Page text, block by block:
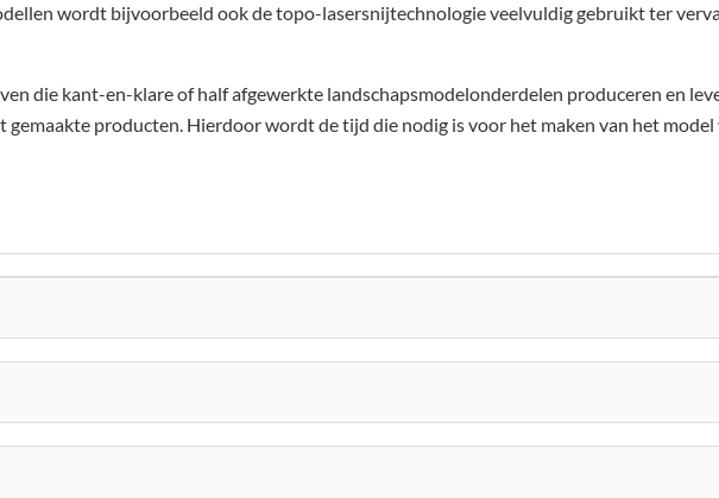
wordt bijvoorbeeld ook de topo-lasersnijtechnologie veelvuldig gebruikt ter
die kant-en-klare of half afgewerkte landschapsmodelonderdelen produceren en
gemaakte producten. Hierdoor wordt de tijd die nodig is voor het maken van het